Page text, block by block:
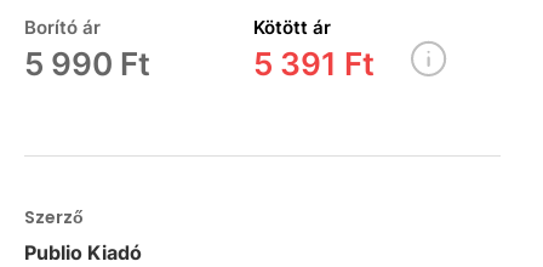
Borító ár
5 990 Ft
Kötött ár
5 391 Ft
Szerző
Publio Kiadó